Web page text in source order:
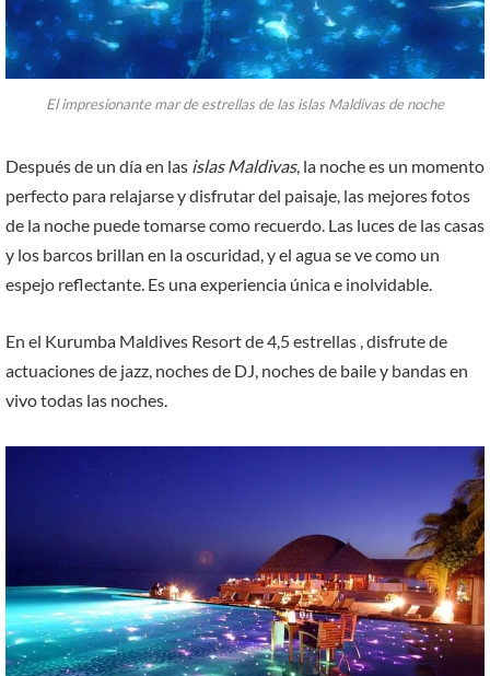
El impresionante mar de estrellas de las islas Maldivas de noche
Después de un día en las islas Maldivas, la noche es un momento
perfecto para relajarse y disfrutar del paisaje, las mejores fotos
de la noche puede tomarse como recuerdo. Las luces de las casas
y los barcos brillan en la oscuridad, y el agua se ve como un
espejo reflectante. Es una experiencia única e inolvidable.
En el Kurumba Maldives Resort de 4,5 estrellas , disfrute de
actuaciones de jazz, noches de DJ, noches de baile y bandas en
vivo todas las noches.